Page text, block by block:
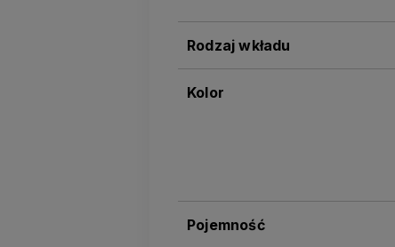
Rodzaj wkładu
Kolor
Pojemność